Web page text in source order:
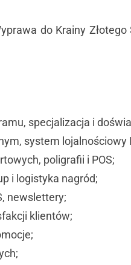
do Krainy
specjalizacja i
system lojalnościowy
poligrafii i POS;
i logistyka nagród;
newslettery;
klientów;